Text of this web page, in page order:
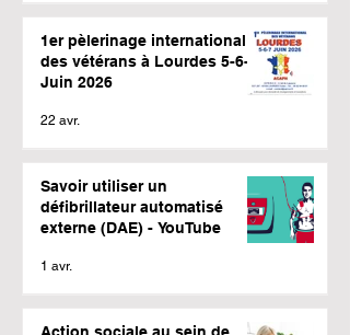
1er pèlerinage international
des vétérans à Lourdes 5-6-7
Juin 2026
22 avr.
Savoir utiliser un
défibrillateur automatisé
externe (DAE) - YouTube
1 avr.